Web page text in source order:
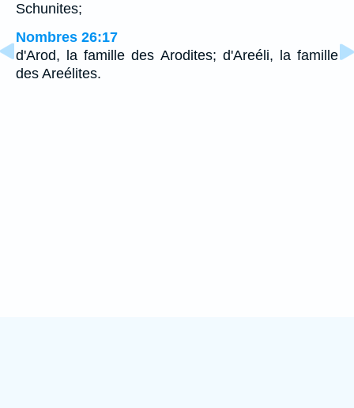
Schunites;
Nombres 26:17
d'Arod, la famille des Arodites; d'Areéli, la famille
des Areélites.